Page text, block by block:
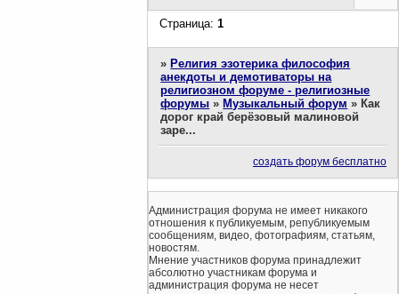
Страница:1
» Религия эзотерика философия
анекдоты и демотиваторы на
религиозном форуме - религиозные
форумы » Музыкальный форум » Как
дорог край берёзовый малиновой
заре...
создать форум бесплатно
Администрация форума не имеет никакого
отношения к публикуемым, републикуемым
сообщениям, видео, фотографиям, статьям,
новостям.
Мнение участников форума принадлежит
абсолютно участникам форума и
администрация форума не несет